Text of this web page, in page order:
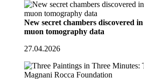
New secret chambers discovered
muon tomography data
27.04.2026